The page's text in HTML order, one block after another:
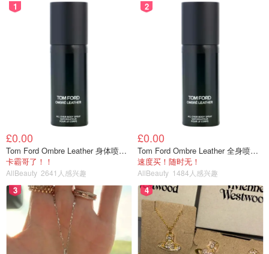
🌟以图片为例，将从“马斯克母亲发布……”开始朗读，直到
🌟一些其他功能
高亮显示内容（Highlight Content）：在朗读时可以选择高
这个功能本意是帮助有视觉障碍或阅读困难的用户使用设
备，但是我觉得实在是更适合用眼过度，想把耳朵也用上的
人群。
我来消灭信息差
1
£0.00
Tom Ford Ombre Leather 身体喷雾 150ml
卡霸哥了！！
AllBeauty 2641人感兴趣
2
£0.00
Tom Ford Ombre Leather 全身喷雾 150ml
速度买！随时无！
AllBeauty 1484人感兴趣
3 4